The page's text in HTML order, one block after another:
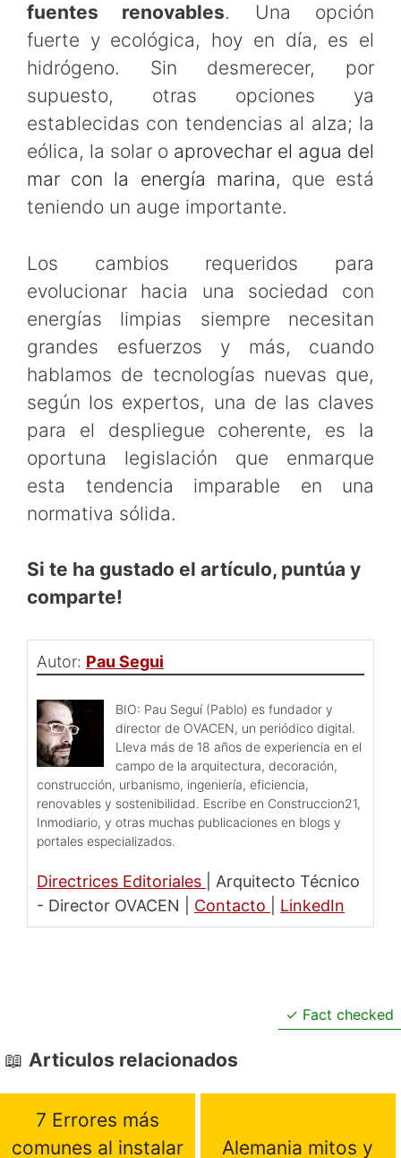
fuentes renovables. Una opción
fuerte y ecológica, hoy en día, es el
hidrógeno. Sin desmerecer, por
supuesto, otras opciones ya
establecidas con tendencias al alza; la
eólica, la solar o aprovechar el agua del
mar con la energía marina, que está
teniendo un auge importante.
Los cambios requeridos para
evolucionar hacia una sociedad con
energías limpias siempre necesitan
grandes esfuerzos y más, cuando
hablamos de tecnologías nuevas que,
según los expertos, una de las claves
para el despliegue coherente, es la
oportuna legislación que enmarque
esta tendencia imparable en una
normativa sólida.
Si te ha gustado el artículo, puntúa y
comparte!
Autor: Pau Segui
BIO: Pau Seguí (Pablo) es fundador y
director de OVACEN, un periódico digital.
Lleva más de 18 años de experiencia en el
campo de la arquitectura, decoración,
construcción, urbanismo, ingeniería, eficiencia,
renovables y sostenibilidad. Escribe en Construccion21,
Inmodiario, y otras muchas publicaciones en blogs y
portales especializados.
Directrices Editoriales
Arquitecto Técnico
- Director OVACEN
Contacto LinkedIn
Fact checked
Articulos relacionados
7 Errores más
comunes al instalar
Alemania mitos y